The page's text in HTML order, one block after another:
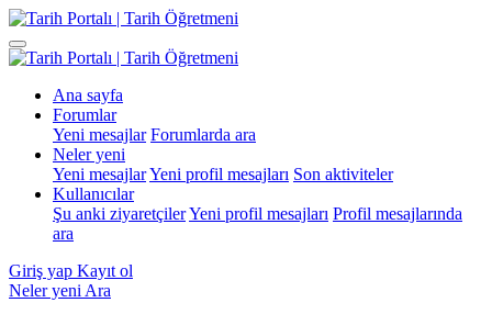
Ana sayfa
Forumlar
Yeni mesajlar Forumlarda ara
Neler yeni
Yeni mesajlarYeni profil mesajları Son aktiviteler
Kullanıcılar
Şu anki ziyaretçilerYeni profil mesajları Profil mesajlarında
ara
Giriş yap Kayıt ol
Neler yeni Ara